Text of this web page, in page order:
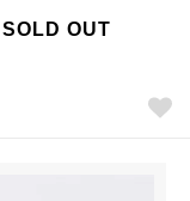
SOLD OUT